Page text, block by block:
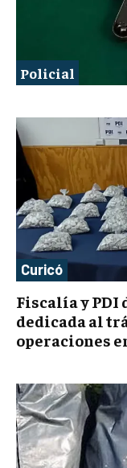
Policial
Curicó
Fiscalía y
dedicada al
operaciones